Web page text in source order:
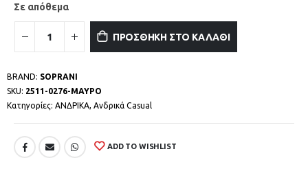
Σε απόθεμα
ΠΡΟΣΘΗΚΗ ΣΤΟ ΚΑΛΑΘΙ
BRAND: SOPRANI
SKU: 2511-0276-ΜΑΥΡΟ
Κατηγορίες: ΑΝΔΡΙΚΑ, Ανδρικά Casual
ADD TO WISHLIST